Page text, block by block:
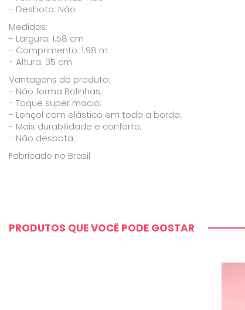
- Desbota: Não
Medidas:
- Largura: 1.58 cm
- Comprimento: 1.98 m
- Altura: 35 cm
Vantagens do produto:
- Não forma Bolinhas;
- Toque super macio;
- Lençol com elástico em toda a borda;
- Mais durabilidade e conforto;
- Não desbota.
Fabricado no Brasil
PRODUTOS QUE VOCÊ PODE GOSTAR